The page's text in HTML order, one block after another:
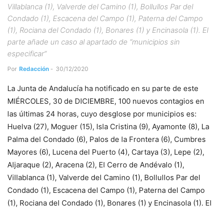
Villablanca (1), Valverde del Camino (1), Bollullos Par del
Condado (1), Escacena del Campo (1), Paterna del Campo
(1), Rociana del Condado (1), Bonares (1) y Encinasola (1). El
parte añade un caso al apartado de “municipios sin
especificar”
Por Redacción - 30/12/2020
La Junta de Andalucía ha notificado en su parte de este
MIÉRCOLES, 30 de DICIEMBRE, 100 nuevos contagios en
las últimas 24 horas, cuyo desglose por municipios es:
Huelva (27), Moguer (15), Isla Cristina (9), Ayamonte (8), La
Palma del Condado (6), Palos de la Frontera (6), Cumbres
Mayores (6), Lucena del Puerto (4), Cartaya (3), Lepe (2),
Aljaraque (2), Aracena (2), El Cerro de Andévalo (1),
Villablanca (1), Valverde del Camino (1), Bollullos Par del
Condado (1), Escacena del Campo (1), Paterna del Campo
(1), Rociana del Condado (1), Bonares (1) y Encinasola (1). El